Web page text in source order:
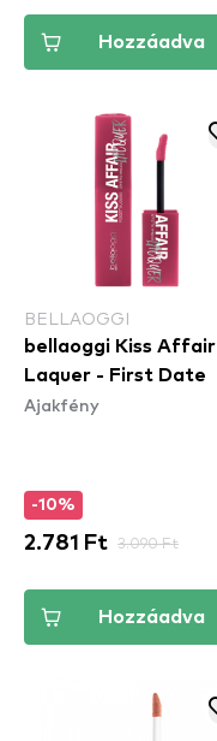
Hozzáadva
BELLAOGGI
bellaoggi Kiss Affair
Laquer - First Date
Ajakfény
-10%
2.781 Ft 3.090 Ft
Hozzáadva